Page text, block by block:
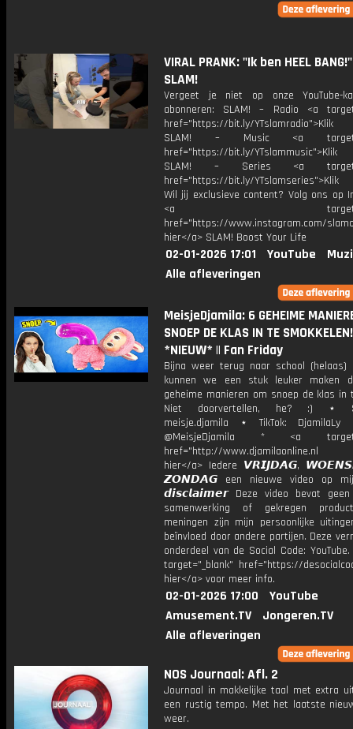
VIRAL PRANK: "Ik ben HEEL
SLAM!
Vergeet je niet op onze YouTube-
abonneren: SLAM! – Radio <a
href="https://bit.ly/
SLAM! – Music <a
href="https://bit.ly/
SLAM! – Series <a
href="https://bit.ly/
Wil jij exclusieve content? Volg ons op
<a
href="https://www.instagram.com/
hier</a> SLAM! Boost Your Life
02-01-2026 17:01 YouTube
Alle afleveringen
MeisjeDjamila: 6 GEHEIME
SNOEP DE KLAS IN TE SMOKKELEN!
*NIEUW* || Fan Friday
Bijna weer terug naar school (helaas)
kunnen we een stuk leuker maken
geheime manieren om snoep de klas in
Niet doorvertellen, he? :) ⋆
meisje.djamila ⋆ TikTok:
@MeisjeDjamila * <a
href="http://
hier</a> Iedere 𝙑𝙍𝙄𝙅𝘿𝘼𝙂,
𝙕𝙊𝙉𝘿𝘼𝙂 een nieuwe video op
𝙙𝙞𝙨𝙘𝙡𝙖𝙞𝙢𝙚𝙧 Deze video bevat geen
samenwerking of gekregen
meningen zijn mijn persoonlijke
beïnvloed door andere partijen. Deze
onderdeel van de Social Code:
target="_blank" href="https://
hier</a> voor meer info.
02-01-2026 17:00
YouTube
Amusement.TV
Jongeren.TV
Alle afleveringen
NOS Journaal: Afl. 2
Journaal in makkelijke taal met extra
een rustig tempo. Met het laatste
weer.